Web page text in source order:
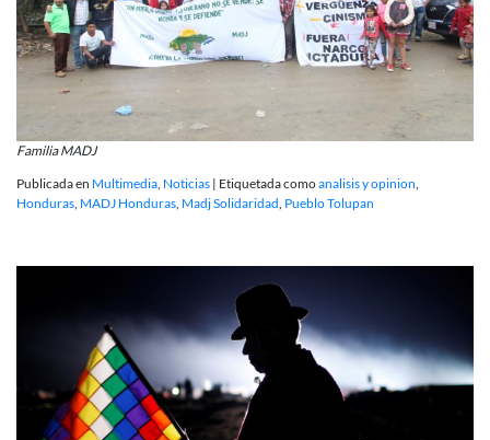
Familia MADJ
Publicada en Multimedia Noticias | Etiquetada comoanalisis y opinion
Honduras MADJ Honduras Madj Solidaridad Pueblo Tolupan